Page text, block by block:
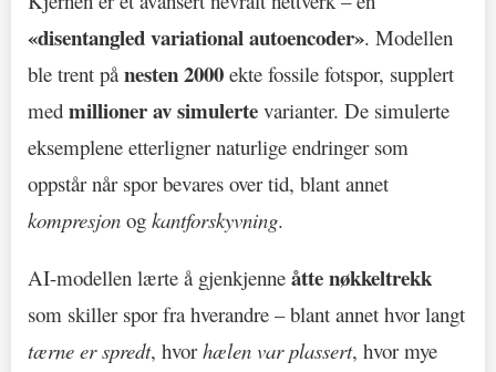
«disentangled variational autoencoder». Modellen
ble trent pånesten 2000 ekte fossile fotspor, supplert
med millioner av simulerte varianter. De simulerte
eksemplene etterligner naturlige endringer som
oppstår når spor bevares over tid, blant annet
kompresjon og kantforskyvning.
AI-modellen lærte å gjenkjenne åtte nøkkeltrekk
som skiller spor fra hverandre – blant annet hvor langt
tærne er spredt, hvorhælen var plassert, hvor mye